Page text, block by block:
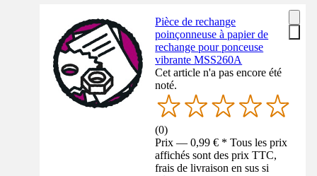
Pièce de rechange
poinçonneuse à papier de
rechange pour ponceuse
vibrante MSS260A
Cet article n'a pas encore été
noté.
(0)
Prix — 0,99 € * Tous les prix
affichés sont des prix TTC,
frais de livraison en sus si